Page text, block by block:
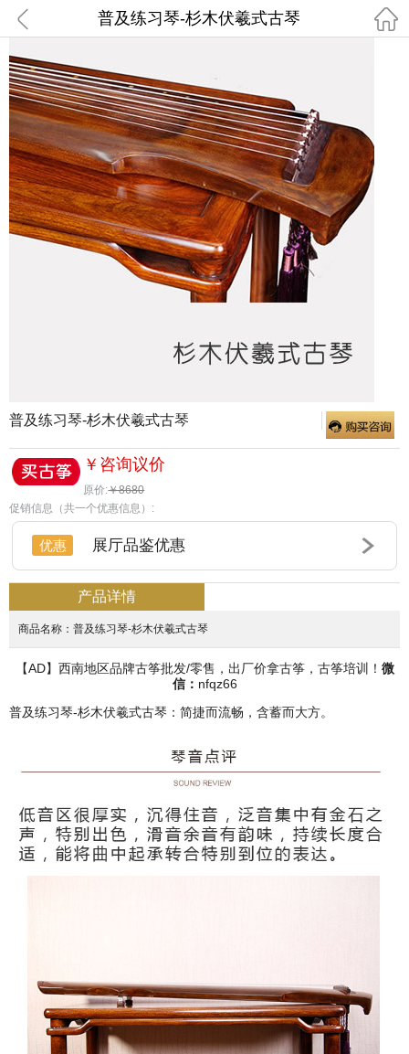
普及练习琴-杉木伏羲式古琴
普及练习琴-杉木伏羲式古琴
￥咨询议价
原价:￥8680
促销信息（共一个优惠信息）:
优惠 展厅品鉴优惠
产品详情
商品名称：普及练习琴-杉木伏羲式古琴
【AD】西南地区品牌古筝批发/零售，出厂价拿古筝，古筝培训！ 微
信： nfqz66
普及练习琴-杉木伏羲式古琴：简捷而流畅，含蓄而大方。